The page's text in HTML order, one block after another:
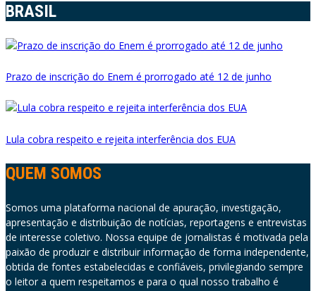
BRASIL
Prazo de inscrição do Enem é prorrogado até 12 de junho
Lula cobra respeito e rejeita interferência dos EUA
QUEM SOMOS
Somos uma plataforma nacional de apuração, investigação,
apresentação e distribuição de notícias, reportagens e entrevistas
de interesse coletivo. Nossa equipe de jornalistas é motivada pela
paixão de produzir e distribuir informação de forma independente,
obtida de fontes estabelecidas e confiáveis, privilegiando sempre
o leitor a quem respeitamos e para o qual nosso trabalho é